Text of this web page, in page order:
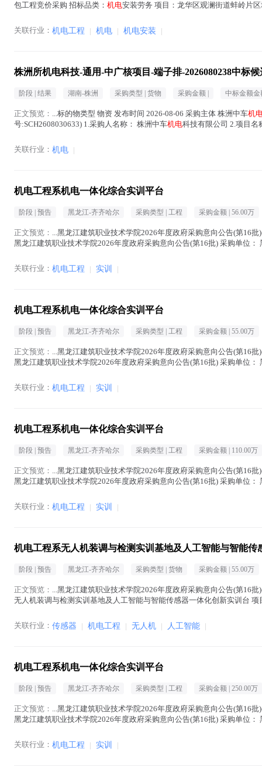
包工程竞价采购 招标品类： 机电安装劳务 项目：龙华区观澜街道蚌岭片
关联行业： 机电工程 | 机电 | 机电安装 |
株洲所机电科技-通用-中广核项目-端子排-2026080238中标
阶段 | 结果 湖南-株洲 采购类型 | 货物 采购金额 | 中标金额金
正文预览： ...标的物类型 物资 发布时间 2026-08-06 采购主体 株洲中车机
号:SCH2608030633) 1.采购人名称： 株洲中车机电科技有限公司 2.项目名
关联行业： 机电 |
机电工程系机电一体化综合实训平台
阶段 | 预告 黑龙江-齐齐哈尔 采购类型 | 工程 采购金额 | 56.00万
正文预览： ...黑龙江建筑职业技术学院2026年度政府采购意向公告(第16批
黑龙江建筑职业技术学院2026年度政府采购意向公告(第16批) 采购单位
关联行业： 机电工程 | 实训 |
机电工程系机电一体化综合实训平台
阶段 | 预告 黑龙江-齐齐哈尔 采购类型 | 工程 采购金额 | 55.00万
正文预览： ...黑龙江建筑职业技术学院2026年度政府采购意向公告(第16批
黑龙江建筑职业技术学院2026年度政府采购意向公告(第16批) 采购单位
关联行业： 机电工程 | 实训 |
机电工程系机电一体化综合实训平台
阶段 | 预告 黑龙江-齐齐哈尔 采购类型 | 工程 采购金额 | 110.00万
正文预览： ...黑龙江建筑职业技术学院2026年度政府采购意向公告(第16批
黑龙江建筑职业技术学院2026年度政府采购意向公告(第16批) 采购单位
关联行业： 机电工程 | 实训 |
机电工程系无人机装调与检测实训基地及人工智能与智能传
阶段 | 预告 黑龙江-齐齐哈尔 采购类型 | 货物 采购金额 | 55.00万
正文预览： ...黑龙江建筑职业技术学院2026年度政府采购意向公告(第16批
无人机装调与检测实训基地及人工智能与智能传感器一体化创新实训台
关联行业： 传感器 | 机电工程 | 无人机 | 人工智能 |
机电工程系机电一体化综合实训平台
阶段 | 预告 黑龙江-齐齐哈尔 采购类型 | 工程 采购金额 | 250.00万
正文预览： ...黑龙江建筑职业技术学院2026年度政府采购意向公告(第16批
黑龙江建筑职业技术学院2026年度政府采购意向公告(第16批) 采购单位
关联行业： 机电工程 | 实训 |